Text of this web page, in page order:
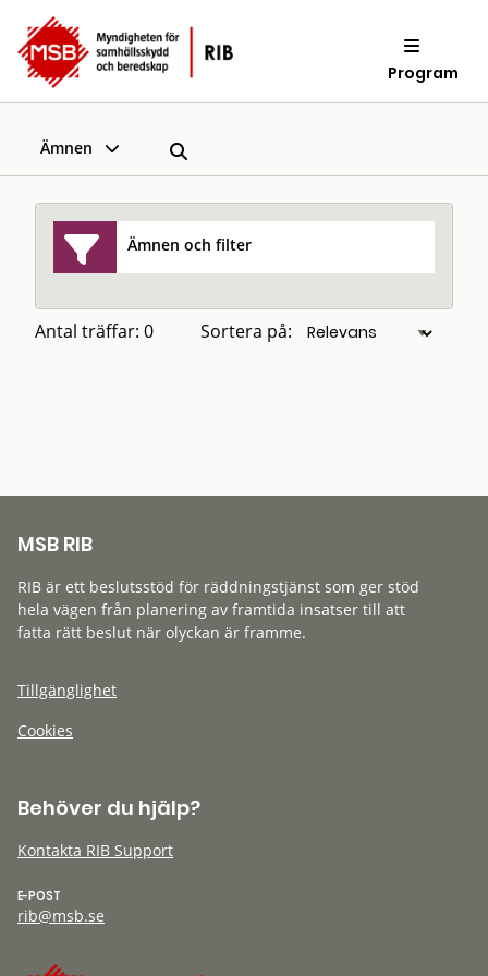
Program
Ämnen
Ämnen och filter
Antal träffar: 0 Sortera på:
MSB RIB
RIB är ett beslutsstöd för räddningstjänst som ger stöd
hela vägen från planering av framtida insatser till att
fatta rätt beslut när olyckan är framme.
Tillgänglighet
Cookies
Behöver du hjälp?
Kontakta RIB Support
E-POST
rib@msb.se